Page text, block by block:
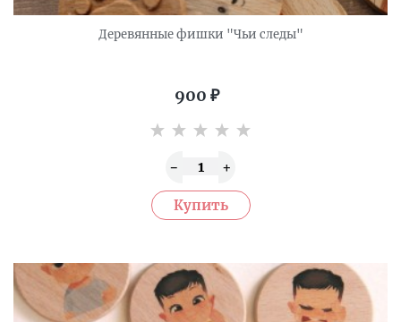
Деревянные фишки "Чьи следы"
900 ₽